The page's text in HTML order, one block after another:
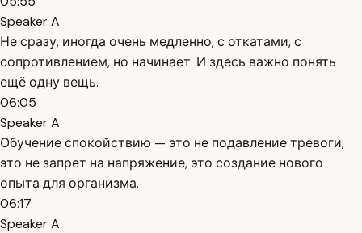
Speaker A
Не сразу, иногда очень медленно, с откатами, с
сопротивлением, но начинает. И здесь важно понять
ещё одну вещь.
06:05
Speaker A
Обучение спокойствию — это не подавление тревоги,
это не запрет на напряжение, это создание нового
опыта для организма.
06:17
Speaker A